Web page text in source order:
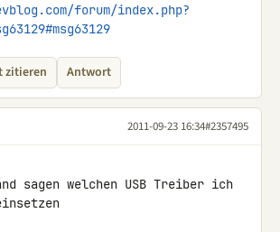
forum/index.php?
zitieren Antwort
2011-09-23 16:34#2357495
sagen welchen USB Treiber ich